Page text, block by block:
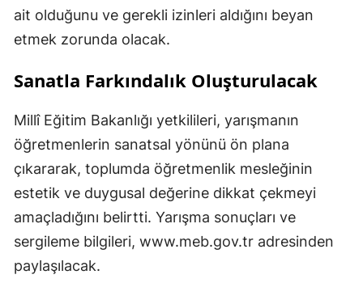
ait olduğunu ve gerekli izinleri aldığını beyan
etmek zorunda olacak.
Sanatla Farkındalık Oluşturulacak
Millî Eğitim Bakanlığı yetkilileri, yarışmanın
öğretmenlerin sanatsal yönünü ön plana
çıkararak, toplumda öğretmenlik mesleğinin
estetik ve duygusal değerine dikkat çekmeyi
amaçladığını belirtti. Yarışma sonuçları ve
sergileme bilgileri, www.meb.gov.tr adresinden
paylaşılacak.